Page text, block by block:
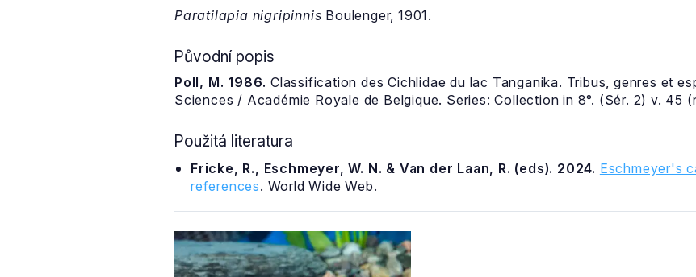
Paratilapia nigripinnis Boulenger, 1901.
Původní popis
Poll, M. 1986. Classification des Cichlidae du lac Tanganika. Tribus, genres et
Sciences / Académie Royale de Belgique. Series: Collection in 8°. (Sér. 2) v. 45
Použitá literatura
Fricke, R., Eschmeyer, W. N. & Van der Laan, R. (eds). 2024. Eschmeyer's
references. World Wide Web.